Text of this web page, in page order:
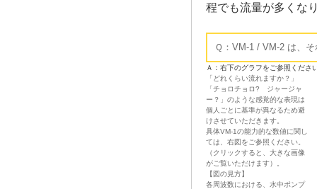
程でも流量が多くな
Ｑ：VM-1 / VM-2 は、
Ａ：右下のグラフをご参照くださ
「どれくらい流れますか？」
「チョロチョロ? ジャージャ
ー？」のような感覚的な表現は
個人ごとに基準が異なるため避
けさせていただきます。
具体VM-1の能力的な数値に関し
ては、右図をご参照ください。
（クリックすると、大きな画像
がご覧いただけます）。
【図の見方】
各周波数における、水中ポンプ